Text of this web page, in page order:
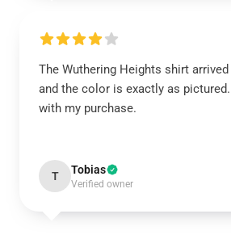
The Wuthering Heights shirt
and the color is exactly as
with my purchase.
T Tobias
Verified owner